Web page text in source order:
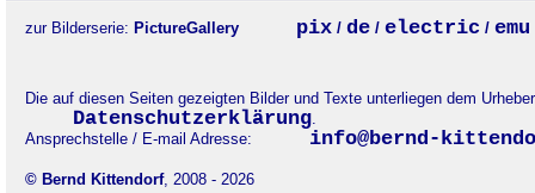
zur Bilderserie: PictureGallery pix / de / electric / emu
Die auf diesen Seiten gezeigten Bilder und Texte unterliegen dem
Datenschutzerklärung.
Ansprechstelle / E-mail Adresse:
info@bernd-
© Bernd Kittendorf, 2008 - 2026